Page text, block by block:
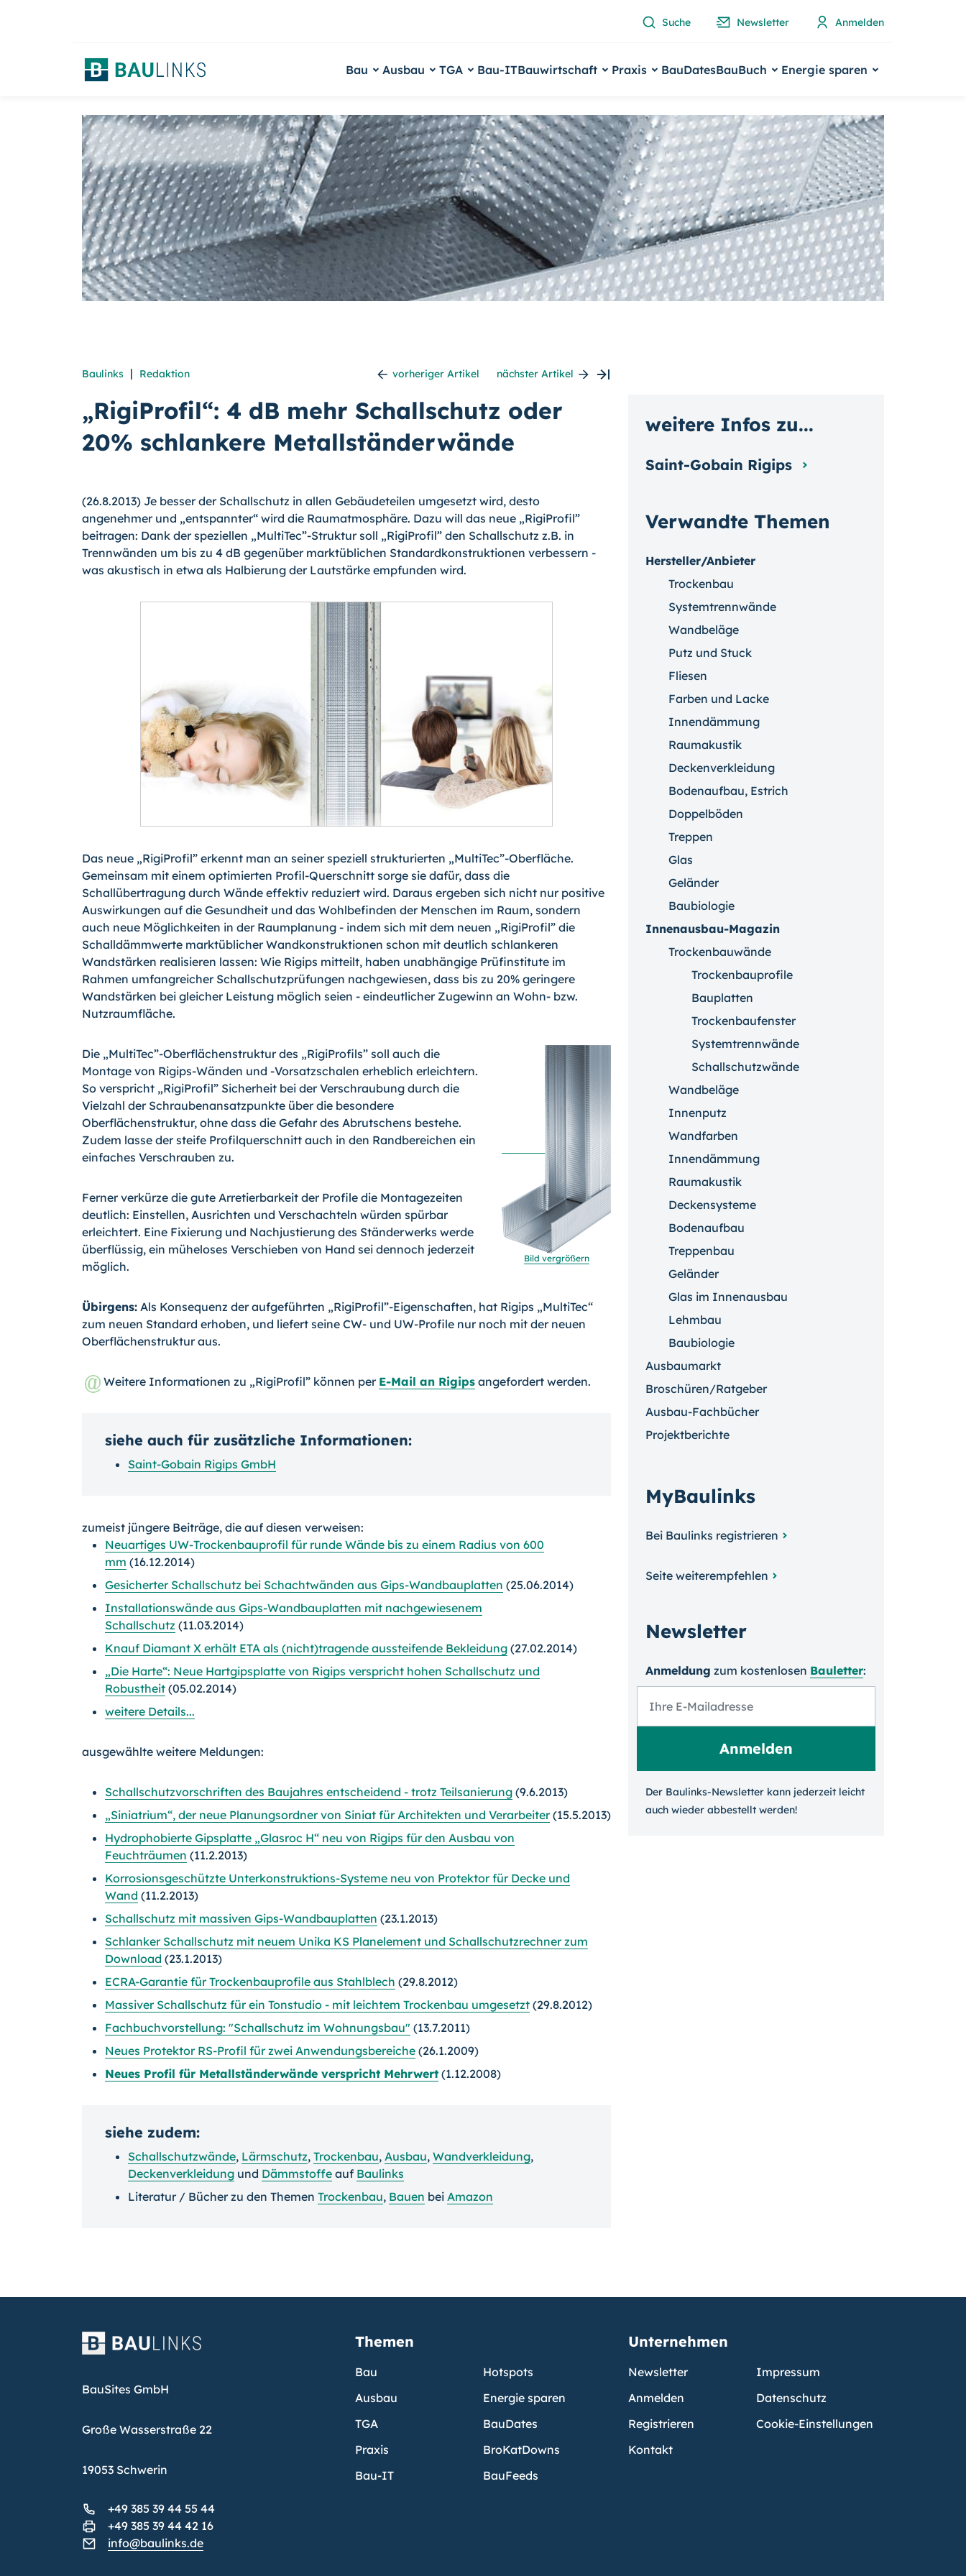
Suche Newsletter Anmelden
Bau Ausbau TGA Bau-ITBauwirtschaft Praxis BauDatesBauBuch Energie sparen
Baulinks | Redaktion vorheriger Artikel nächster Artikel
„RigiProfil“: 4 dB mehr Schallschutz oder
20% schlankere Metallständerwände
(26.8.2013) Je besser der Schallschutz in allen Gebäudeteilen umgesetzt wird, desto
angenehmer und „entspannter“ wird die Raumatmosphäre. Dazu will das neue „Rigi­Profil”
beitragen: Dank der speziellen „MultiTec”-Struktur soll „RigiProfil” den Schall­schutz z.B. in
Trennwänden um bis zu 4 dB gegenüber marktüblichen Standardkon­struktionen verbessern -
was akustisch in etwa als Halbierung der Lautstärke emp­funden wird.
Das neue „RigiProfil” erkennt man an seiner speziell strukturierten „MultiTec”-Ober­fläche.
Gemeinsam mit einem optimierten Profil-Querschnitt sorge sie dafür, dass die
Schallübertragung durch Wände effektiv reduziert wird. Daraus ergeben sich nicht nur positive
Auswirkungen auf die Gesundheit und das Wohlbefinden der Menschen im Raum, sondern
auch neue Möglichkeiten in der Raumplanung - indem sich mit dem neuen „RigiProfil” die
Schalldämmwerte marktüblicher Wandkonstruktionen schon mit deutlich schlankeren
Wandstärken realisieren lassen: Wie Rigips mitteilt, haben un­abhängige Prüfinstitute im
Rahmen umfangreicher Schallschutzprüfungen nachgewie­sen, dass bis zu 20% geringere
Wandstärken bei gleicher Leistung möglich seien - eindeutlicher Zugewinn an Wohn- bzw.
Nutzraumfläche.
Bild vergrößern
Die „MultiTec”-Oberflächenstruktur des „RigiProfils” soll auch die
Montage von Rigips-Wänden und -Vorsatzschalen erheb­lich erleichtern.
So verspricht „RigiProfil” Sicherheit bei der Verschraubung durch die
Vielzahl der Schraubenansatzpunk­te über die besondere
Oberflächenstruktur, ohne dass die Ge­fahr des Abrutschens bestehe.
Zudem lasse der steife Profil­querschnitt auch in den Randbereichen ein
einfaches Ver­schrauben zu.
Ferner verkürze die gute Arretierbarkeit der Profile die Mon­tagezeiten
deutlich: Einstellen, Ausrichten und Verschach­teln würden spürbar
erleichtert. Eine Fixierung und Nachjus­tierung des Ständerwerks werde
überflüssig, ein müheloses Verschieben von Hand sei dennoch jederzeit
möglich.
Übirgens: Als Konsequenz der aufgeführten „RigiProfil”-Ei­genschaften, hat Rigips „MultiTec“
zum neuen Standard er­hoben, und liefert seine CW- und UW-Profile nur noch mit der neuen
Oberflächenstruktur aus.
Weitere Informationen zu „RigiProfil” können per E-Mail an Rigips angefordert werden.
siehe auch für zusätzliche Informationen:
Saint-Gobain Rigips GmbH
zumeist jüngere Beiträge, die auf diesen verweisen:
Neuartiges UW-Trockenbauprofil für runde Wände bis zu einem Radius von 600
mm (16.12.2014)
Gesicherter Schallschutz bei Schachtwänden aus Gips-Wandbauplatten (25.06.2014)
Installationswände aus Gips-Wandbauplatten mit nachgewiesenem
Schallschutz (11.03.2014)
Knauf Diamant X erhält ETA als (nicht)tragende aussteifende Bekleidung (27.02.2014)
„Die Harte“: Neue Hartgipsplatte von Rigips verspricht hohen Schallschutz und
Robustheit (05.02.2014)
weitere Details...
ausgewählte weitere Meldungen:
Schallschutzvorschriften des Baujahres entscheidend - trotz Teilsanierung (9.6.2013)
„Siniatrium“, der neue Planungsordner von Siniat für Architekten und Verarbeiter(15.5.2013)
Hydrophobierte Gipsplatte „Glasroc H“ neu von Rigips für den Ausbau von
Feuchträumen (11.2.2013)
Korrosionsgeschützte Unterkonstruktions-Systeme neu von Protektor für Decke und
Wand (11.2.2013)
Schallschutz mit massiven Gips-Wandbauplatten (23.1.2013)
Schlanker Schallschutz mit neuem Unika KS Planelement und Schallschutzrechner zum
Download (23.1.2013)
ECRA-Garantie für Trockenbauprofile aus Stahlblech (29.8.2012)
Massiver Schallschutz für ein Tonstudio - mit leichtem Trockenbau umgesetzt (29.8.2012)
Fachbuchvorstellung: "Schallschutz im Wohnungsbau" (13.7.2011)
Neues Protektor RS-Profil für zwei Anwendungsbereiche (26.1.2009)
Neues Profil für Metallständerwände verspricht Mehrwert (1.12.2008)
siehe zudem:
Schallschutzwände, Lärmschutz, Trockenbau, Ausbau, Wandverkleidung,
Deckenverkleidung und Dämmstoffe auf Baulinks
Literatur / Bücher zu den Themen Trockenbau, Bauen bei Amazon
Verwandte Themen
Hersteller/Anbieter
Trockenbau
Systemtrennwände
Wandbeläge
Putz und Stuck
Fliesen
Farben und Lacke
Innendämmung
Raumakustik
Deckenverkleidung
Bodenaufbau, Estrich
Doppelböden
Treppen
Glas
Geländer
Baubiologie
Innenausbau-Magazin
Trockenbauwände
Trockenbauprofile
Bauplatten
Trockenbaufenster
Systemtrennwände
Schallschutzwände
Wandbeläge
Innenputz
Wandfarben
Innendämmung
Raumakustik
Deckensysteme
Bodenaufbau
Treppenbau
Geländer
Glas im Innenausbau
Lehmbau
Baubiologie
Ausbaumarkt
Broschüren/Ratgeber
Ausbau-Fachbücher
Projektberichte
MyBaulinks
Bei Baulinks registrieren
Seite weiterempfehlen
Newsletter
Anmeldung zum kosten­losen Bauletter:
Der Baulinks-Newsletter kann jeder­zeit leicht
auch wieder ab­bestellt werden!
weitere Infos zu...
Saint-Gobain Rigips
BauSites GmbH
Große Wasserstraße 22
19053 Schwerin
+49 385 39 44 55 44
+49 385 39 44 42 16
info@baulinks.de
Themen
Bau
Ausbau
TGA
Praxis
Bau-IT
Hotspots
Energie sparen
BauDates
BroKatDowns
BauFeeds
Unternehmen
Newsletter
Anmelden
Registrieren
Kontakt
Impressum
Datenschutz
Cookie-Einstellungen